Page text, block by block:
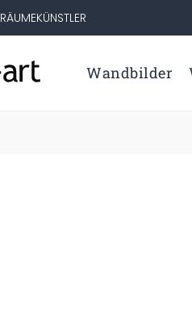
RÄUMEKÜNSTLER
Wandbilder